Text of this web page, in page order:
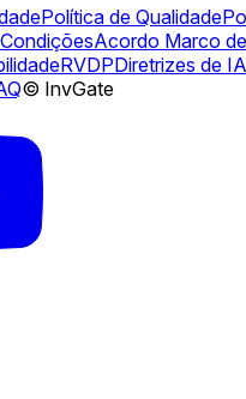
Política de Qualidade
Acordo Marco de
RVDPDiretrizes de IA
© InvGate